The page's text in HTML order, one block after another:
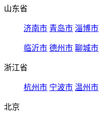
山东省
济南市 青岛市 淄博市
临沂市 德州市 聊城市
浙江省
杭州市 宁波市 温州市
北京